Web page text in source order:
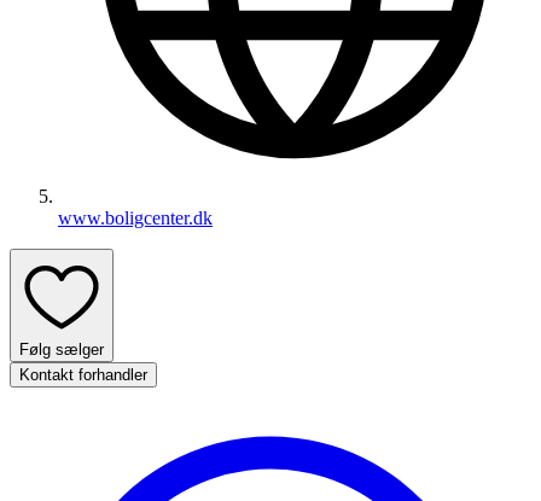
www.boligcenter.dk
Følg sælger
Kontakt forhandler